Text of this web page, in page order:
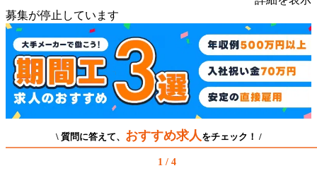
募集が停止しています
\ 質問に答えて、 おすすめ求人 をチェック！ /
1 / 4